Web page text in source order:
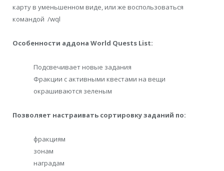
карту в уменьшенном виде, или же воспользоваться
командой /wql
Особенности аддона World Quests List:
Подсвечивает новые задания
Фракции с активными квестами на вещи
окрашиваются зеленым
Позволяет настраивать сортировку заданий по:
фракциям
зонам
наградам